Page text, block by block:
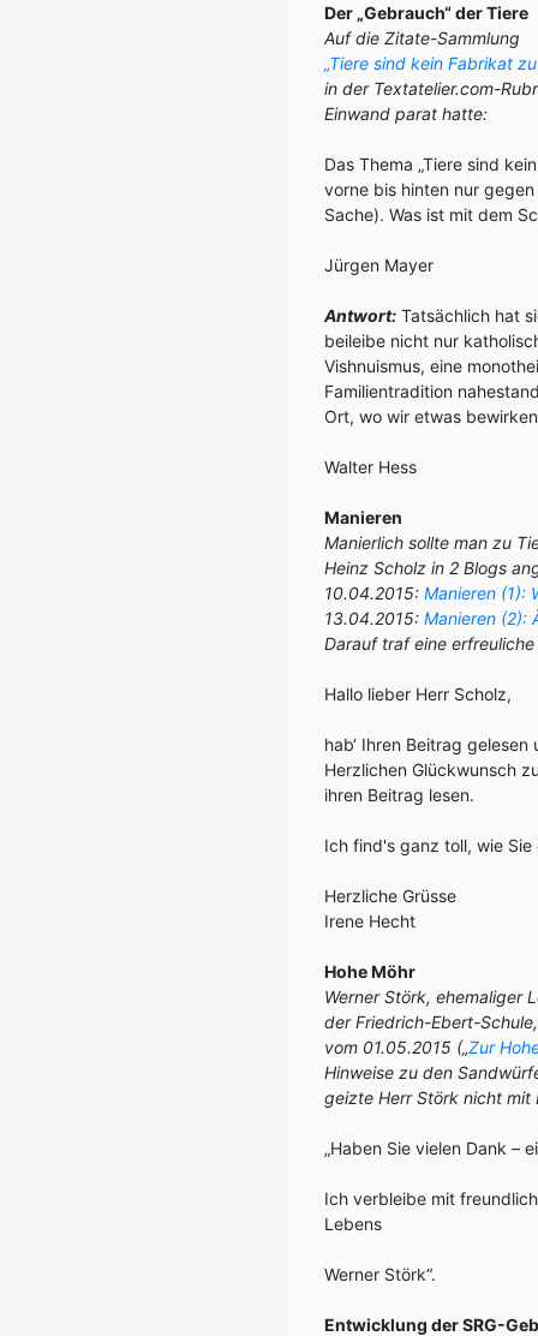
Der „Gebrauch“ der Tiere
Auf die Zitate-Sammlung
„Tiere sind kein Fabrikat
in der Textatelier.com-
Einwand parat hatte:
Das Thema „Tiere sind
vorne bis hinten nur
Sache). Was ist mit dem
Jürgen Mayer
Antwort: Tatsächlich hat
beileibe nicht nur
Vishnuismus, eine
Familientradition
Ort, wo wir etwas
Walter Hess
Manieren
Manierlich sollte man zu
Heinz Scholz in 2 Blogs
10.04.2015: Manieren (1):
13.04.2015: Manieren (2):
Darauf traf eine
Hallo lieber Herr Scholz,
hab‘ Ihren Beitrag
Herzlichen Glückwunsch
ihren Beitrag lesen.
Ich find's ganz toll, wie
Herzliche Grüsse
Irene Hecht
Hohe Möhr
Werner Störk, ehemaliger
der Friedrich-Ebert-
vom 01.05.2015 („Zur
Hinweise zu den
geizte Herr Störk nicht mit
„Haben Sie vielen Dank –
Ich verbleibe mit
Lebens
Werner Störk“.
Entwicklung der SRG-